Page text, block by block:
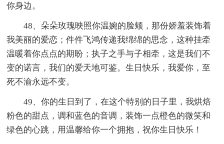
你身边。
48、朵朵玫瑰映照你温婉的脸颊，那份娇羞装饰着
我美丽的爱恋；件件飞鸿传递我绵绵的思念，这种挂牵
温暖着你点点的期盼；执子之手与子相牵，这是我们不
变的诺言，我们的爱天地可鉴。生日快乐，我爱你，至
死不渝永远不变。
49、你的生日到了，在这个特别的日子里，我烘焙
粉色的甜点，调和蓝色的音调，装饰一点橙色的微笑和
绿色的心跳，用温馨给你一个拥抱，祝你生日快乐！